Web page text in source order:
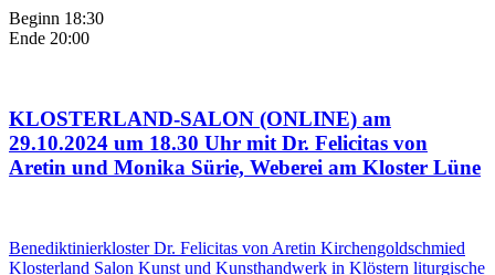
Beginn 18:30
Ende 20:00
KLOSTERLAND-SALON (ONLINE) am
29.10.2024 um 18.30 Uhr mit Dr. Felicitas von
Aretin und Monika Sürie, Weberei am Kloster Lüne
BenediktinierklosterDr. Felicitas von Aretin Kirchengoldschmied
Klosterland Salon Kunst und Kunsthandwerk in Klöstern liturgische